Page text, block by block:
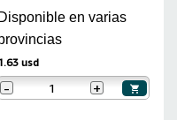
Disponible en varias
usd
- +